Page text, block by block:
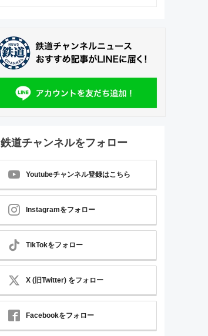
鉄道チャンネルをフォロー
Youtubeチャンネル登録はこちら
Instagramをフォロー
TikTokをフォロー
X (旧Twitter) をフォロー
Facebookをフォロー